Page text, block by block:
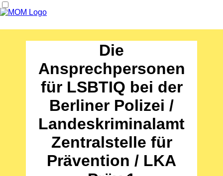
Angebote
Über uns
Datenbank
Kontakt
Die
Ansprechpersonen
für LSBTIQ bei der
Berliner Polizei /
Landeskriminalamt
Zentralstelle für
Prävention / LKA